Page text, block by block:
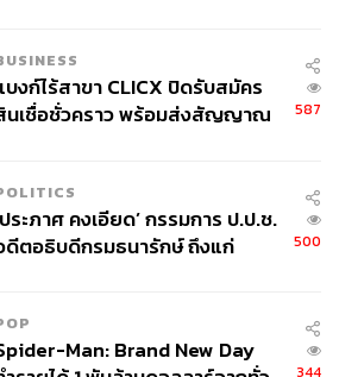
บงก์ไร้สาขา CLICX ปิดรับสมัคร
นเชื่อชั่วคราว พร้อมส่งสัญญาณ
587
ระภาศ คงเอียด’ กรรมการ ป.ป.ช.
ดีตอธิบดีกรมธนารักษ์ ถึงแก่
500
Man: Brand New Day
344